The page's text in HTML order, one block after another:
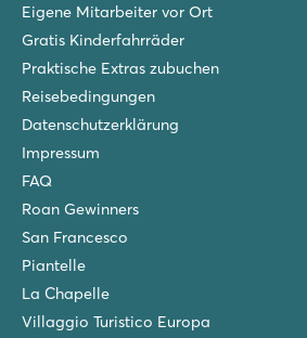
Eigene Mitarbeiter vor Ort
Gratis Kinderfahrräder
Praktische Extras zubuchen
Reisebedingungen
Datenschutzerklärung
Impressum
FAQ
Roan Gewinners
San Francesco
Piantelle
La Chapelle
Villaggio Turistico Europa